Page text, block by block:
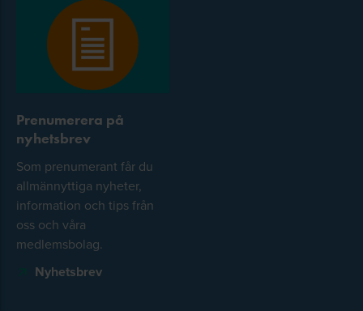
Prenumerera på
nyhetsbrev
Som prenumerant får du
allmännyttiga nyheter,
information och tips från
oss och våra
medlemsbolag.
Nyhetsbrev